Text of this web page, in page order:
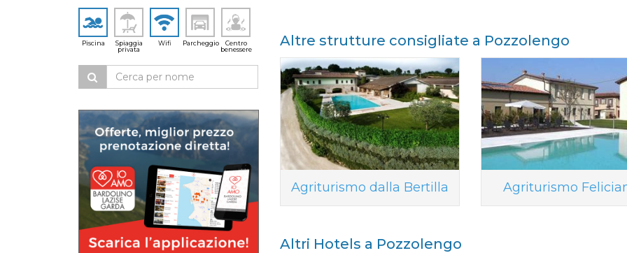
Piscina
Spiaggia
privata
Wifi Parcheggio
Centro
benessere
Altre strutture consigliate a Pozzolengo
Agriturismo dalla Bertilla Agriturismo
Altri Hotels a Pozzolengo